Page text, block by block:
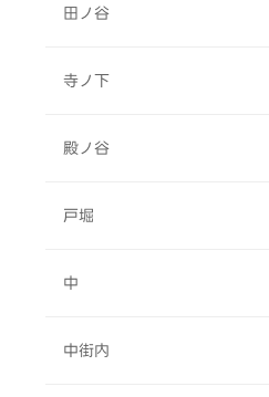
田ノ谷
寺ノ下
殿ノ谷
戸堀
中
中街内